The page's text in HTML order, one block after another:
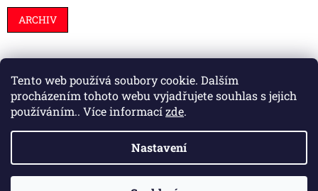
Tento web používá soubory cookie. Dalším
procházením tohoto webu vyjadřujete souhlas s jejich
používáním.. Více informacízde.
Nastavení
ARCHIV
Stavební pouzdra Interiéry Dveře
Vytvořil Shoptet